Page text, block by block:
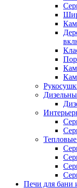
Печи для бани